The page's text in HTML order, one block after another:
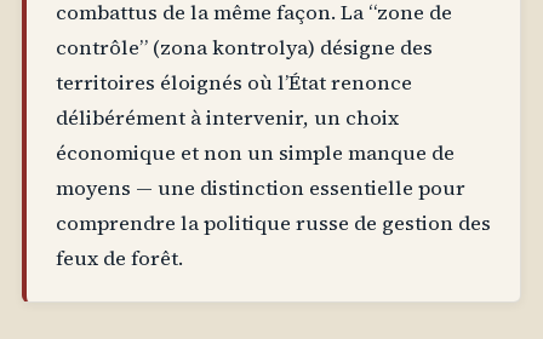
combattus de la même façon. La “zone de
contrôle” (zona kontrolya) désigne des
territoires éloignés où l’État renonce
délibérément à intervenir, un choix
économique et non un simple manque de
moyens — une distinction essentielle pour
comprendre la politique russe de gestion des
feux de forêt.